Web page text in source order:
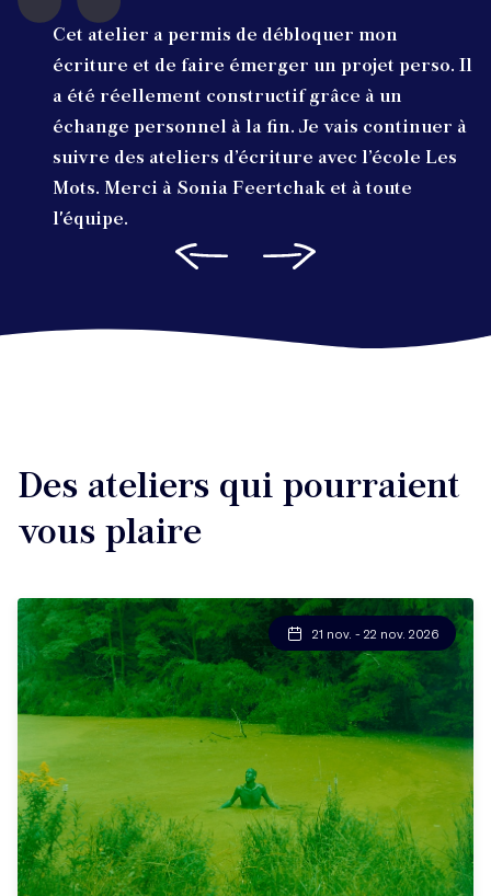
Cet atelier a permis de débloquer mon
écriture et de faire émerger un projet perso. Il
a été réellement constructif grâce à un
échange personnel à la fin. Je vais continuer à
suivre des ateliers d’écriture avec l’école Les
Mots. Merci à Sonia Feertchak et à toute
l'équipe.
Des ateliers qui pourraient
vous plaire
21 nov. - 22 nov. 2026